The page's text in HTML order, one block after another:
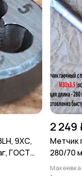
9ХС,
ГОСТ
2 249
Метчик
280/70
0337,
Макеевка